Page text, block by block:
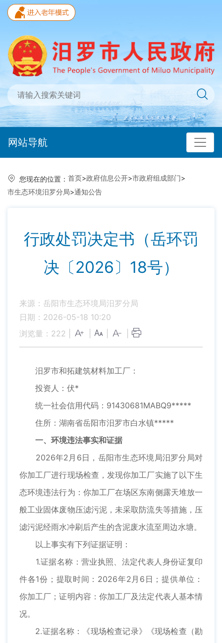
网站导航
您现在的位置： 首页>政府信息公开>市政府组成部门>
市生态环境汨罗分局>通知公告
行政处罚决定书（岳环罚
决〔2026〕18号）
来源：岳阳市生态环境局汨罗分局
日期：2026-05-18 10:20
浏览量： 222
汨罗市和拓建筑材料加工厂：
投资人：伏*
统一社会信用代码：91430681MABQ9*****
住所：湖南省岳阳市汨罗市白水镇*****
一、环境违法事实和证据
2026年2月6日，岳阳市生态环境局汨罗分局对
你加工厂进行现场检查，发现你加工厂实施了以下生
态环境违法行为：你加工厂在场区东南侧露天堆放一
般工业固体废物压滤污泥，未采取防流失等措施，压
滤污泥经雨水冲刷后产生的含泥废水流至周边水塘。
以上事实有下列证据证明：
1.证据名称：营业执照、法定代表人身份证复印
件各1份；提取时间：2026年2月6日；提供单位：
你加工厂；证明内容：你加工厂及法定代表人基本情
况。
2.证据名称：《现场检查记录》《现场检查（勘